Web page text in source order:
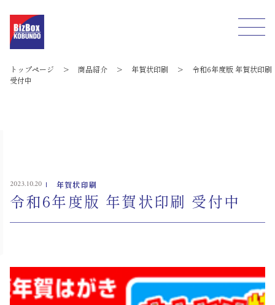
トップページ > 商品紹介 > 年賀状印刷 >
令和6年度版 年賀状印刷
受付中
2023.10.20 年賀状印刷
令和6年度版 年賀状印刷 受付中